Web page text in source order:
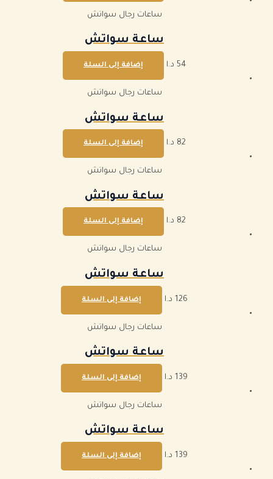
ساعات رجال سواتش
ساعة سواتش
54 د.ا إضافة إلى السلة
ساعات رجال سواتش
ساعة سواتش
82 د.ا إضافة إلى السلة
ساعات رجال سواتش
ساعة سواتش
82 د.ا إضافة إلى السلة
ساعات رجال سواتش
ساعة سواتش
126 د.ا إضافة إلى السلة
ساعات رجال سواتش
ساعة سواتش
139 د.ا إضافة إلى السلة
ساعات رجال سواتش
ساعة سواتش
139 د.ا إضافة إلى السلة